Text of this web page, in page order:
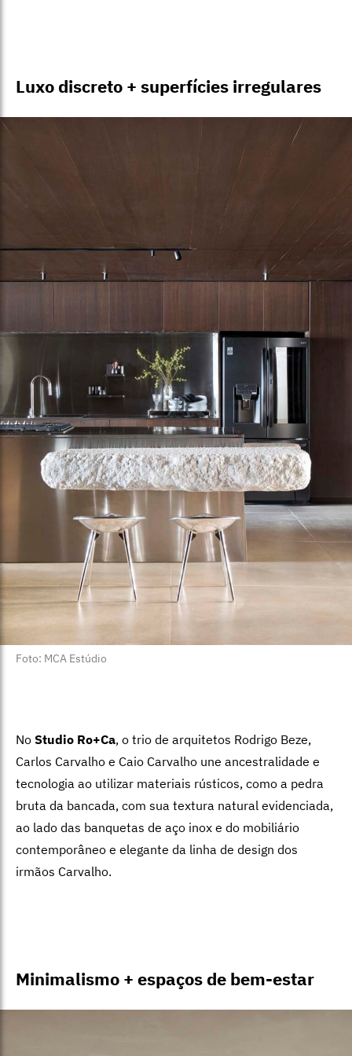
Luxo discreto + superfícies irregulares
Foto: MCA Estúdio
No Studio Ro+Ca, o trio de arquitetos Rodrigo Beze,
Carlos Carvalho e Caio Carvalho une ancestralidade e
tecnologia ao utilizar materiais rústicos, como a pedra
bruta da bancada, com sua textura natural evidenciada,
ao lado das banquetas de aço inox e do mobiliário
contemporâneo e elegante da linha de design dos
irmãos Carvalho.
Minimalismo + espaços de bem-estar